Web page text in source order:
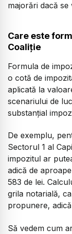
majorări dacă se
Care este
Coaliție
Formula de
o cotă de
aplicată la
scenariului de
substanțial
De exemplu,
Sectorul 1 al
impozitul ar
adică de
583 de lei.
grila notarială,
propunere,
Să vedem cum